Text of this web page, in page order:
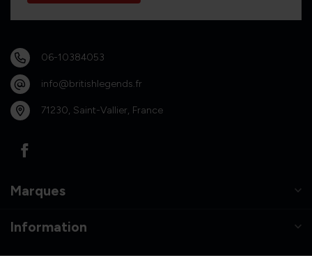
06-10384053
info@britishlegends.fr
71230, Saint-Vallier, France
Marques
Information